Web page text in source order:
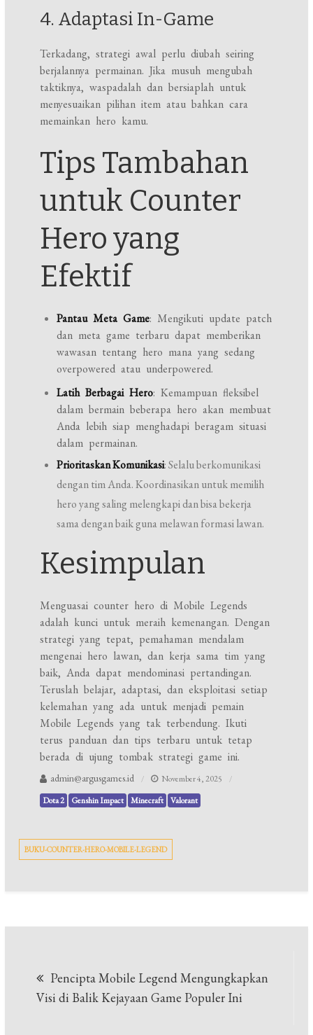
4. Adaptasi In-Game
Terkadang, strategi awal perlu diubah seiring
berjalannya permainan. Jika musuh mengubah
taktiknya, waspadalah dan bersiaplah untuk
menyesuaikan pilihan item atau bahkan cara
memainkan hero kamu.
Tips Tambahan
untuk Counter
Hero yang
Efektif
Pantau Meta Game: Mengikuti update patch
dan meta game terbaru dapat memberikan
wawasan tentang hero mana yang sedang
overpowered atau underpowered.
Latih Berbagai Hero: Kemampuan fleksibel
dalam bermain beberapa hero akan membuat
Anda lebih siap menghadapi beragam situasi
dalam permainan.
Prioritaskan Komunikasi: Selalu berkomunikasi
dengan tim Anda. Koordinasikan untuk memilih
hero yang saling melengkapi dan bisa bekerja
sama dengan baik guna melawan formasi lawan.
Kesimpulan
Menguasai counter hero di Mobile Legends
adalah kunci untuk meraih kemenangan. Dengan
strategi yang tepat, pemahaman mendalam
mengenai hero lawan, dan kerja sama tim yang
baik, Anda dapat mendominasi pertandingan.
Teruslah belajar, adaptasi, dan eksploitasi setiap
kelemahan yang ada untuk menjadi pemain
Mobile Legends yang tak terbendung. Ikuti
terus panduan dan tips terbaru untuk tetap
berada di ujung tombak strategi game ini.
admin@argusgames.id
November 4, 2025
Dota 2
Genshin Impact Minecraft Valorant
BUKU-COUNTER-HERO-MOBILE-LEGEND
navigation
Pencipta Mobile Legend Mengungkapkan
Visi di Balik Kejayaan Game Populer Ini